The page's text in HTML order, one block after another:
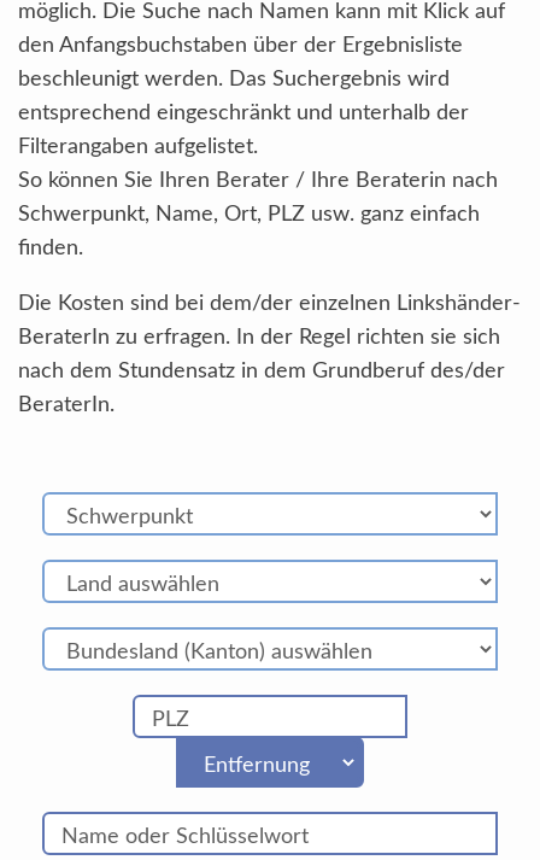
möglich. Die Suche nach Namen kann mit Klick auf
den Anfangsbuchstaben über der Ergebnisliste
beschleunigt werden. Das Suchergebnis wird
entsprechend eingeschränkt und unterhalb der
Filterangaben aufgelistet.
So können Sie Ihren Berater / Ihre Beraterin nach
Schwerpunkt, Name, Ort, PLZ usw. ganz einfach
finden.
Die Kosten sind bei dem/der einzelnen Linkshänder-
BeraterIn zu erfragen. In der Regel richten sie sich
nach dem Stundensatz in dem Grundberuf des/der
BeraterIn.